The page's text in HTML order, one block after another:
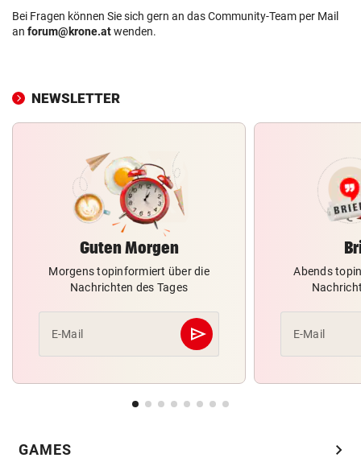
Bei Fragen können Sie sich gern an das Community-Team per Mail
an forum@krone.atwenden.
NEWSLETTER
Guten Morgen
Morgens topinformiert über die
Nachrichten des Tages
E-Mail send
Abschicken
Abends
E-Mail
GAMES chevron_right